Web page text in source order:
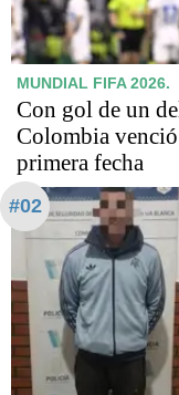
MUNDIAL FIFA 2026.
Con gol de un
Colombia
primera fecha
#02